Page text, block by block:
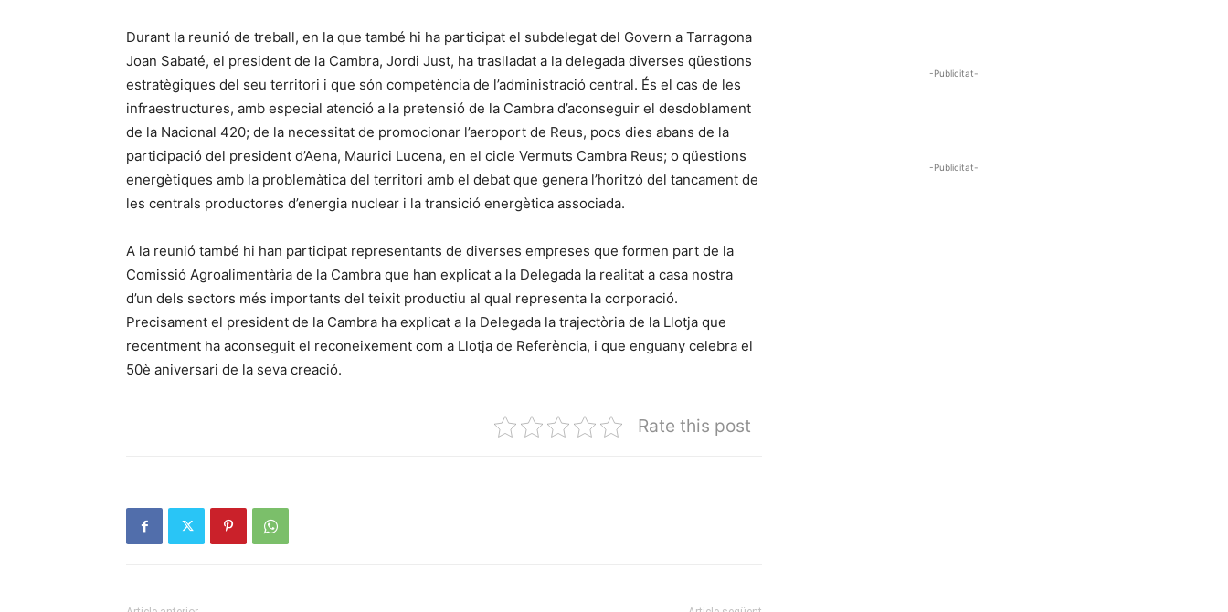
Durant la reunió de treball, en la que també hi ha participat el subdelegat del Govern a Tarragona
Joan Sabaté, el president de la Cambra, Jordi Just, ha traslladat a la delegada diverses qüestions
estratègiques del seu territori i que són competència de l’administració central. És el cas de les
infraestructures, amb especial atenció a la pretensió de la Cambra d’aconseguir el desdoblament
de la Nacional 420; de la necessitat de promocionar l’aeroport de Reus, pocs dies abans de la
participació del president d’Aena, Maurici Lucena, en el cicle Vermuts Cambra Reus; o qüestions
energètiques amb la problemàtica del territori amb el debat que genera l’horitzó del tancament de
les centrals productores d’energia nuclear i la transició energètica associada.
A la reunió també hi han participat representants de diverses empreses que formen part de la
Comissió Agroalimentària de la Cambra que han explicat a la Delegada la realitat a casa nostra
d’un dels sectors més importants del teixit productiu al qual representa la corporació.
Precisament el president de la Cambra ha explicat a la Delegada la trajectòria de la Llotja que
recentment ha aconseguit el reconeixement com a Llotja de Referència, i que enguany celebra el
50è aniversari de la seva creació.
Rate this post
-Publicitat-
-Publicitat-